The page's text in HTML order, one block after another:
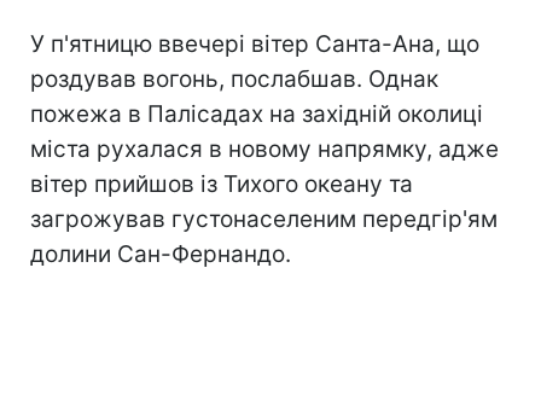
У п'ятницю ввечері вітер Санта-Ана, що
роздував вогонь, послабшав. Однак
пожежа в Палісадах на західній околиці
міста рухалася в новому напрямку, адже
вітер прийшов із Тихого океану та
загрожував густонаселеним передгір'ям
долини Сан-Фернандо.